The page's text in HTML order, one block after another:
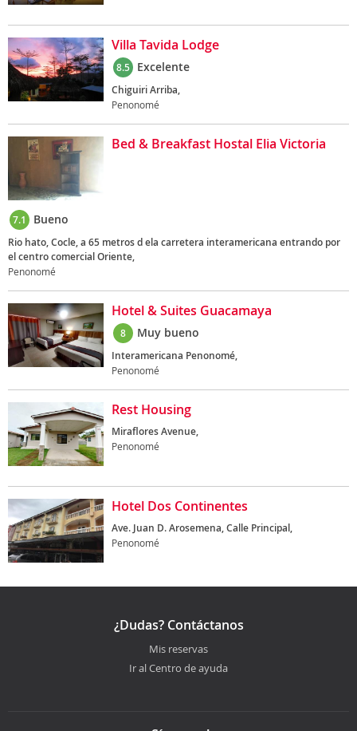
Villa Tavida Lodge
8.5 Excelente
Chiguiri Arriba,
Penonomé
Bed & Breakfast Hostal Elia Victoria
7.1 Bueno
Rio hato, Cocle, a 65 metros d ela carretera interamericana entrando por
el centro comercial Oriente,
Penonomé
Hotel & Suites Guacamaya
8 Muy bueno
Interamericana Penonomé,
Penonomé
Rest Housing
Miraflores Avenue,
Penonomé
Hotel Dos Continentes
Ave. Juan D. Arosemena, Calle Principal,
Penonomé
¿Dudas? Contáctanos
Mis reservas
Ir al Centro de ayuda